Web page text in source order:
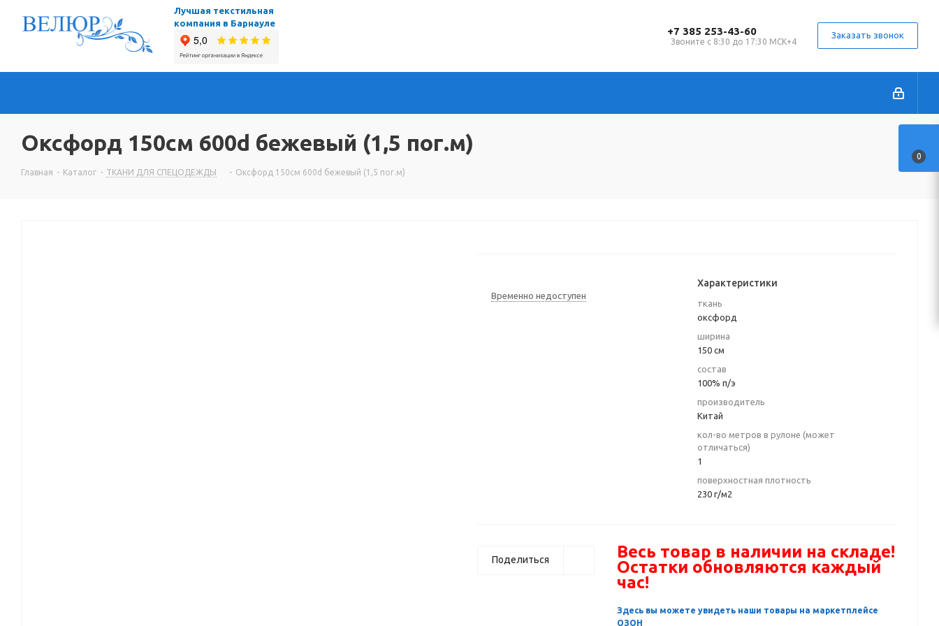
Лучшая текстильная
компания в Барнауле
+7 385 253-43-60
Звоните с 8:30 до 17:30 МСК+4
Заказать звонок
Оксфорд 150см 600d бежевый (1,5 пог.м)
Главная - Каталог - ТКАНИ ДЛЯ СПЕЦОДЕЖДЫ - Оксфорд 150см 600d бежевый (1,5 пог.м)
Временно недоступен
Характеристики
ткань
оксфорд
ширина
150 см
состав
100% п/э
производитель
Китай
кол-во метров в рулоне (может
отличаться)
1
поверхностная плотность
230 г/м2
Поделиться
Весь товар в наличии на складе!
Остатки обновляются каждый
час!
Здесь вы можете увидеть наши товары на маркетплейсе
ОЗОН
0